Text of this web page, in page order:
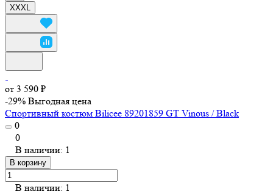
XXXL
от 3 590 ₽
-29% Выгодная цена
Спортивный костюм Bilicee 89201859 GT Vinous / Black
0
0
В наличии: 1
В корзину
В наличии: 1